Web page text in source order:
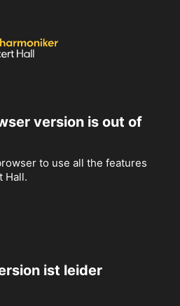
version is out of
to use all the features
Hall.
ist leider